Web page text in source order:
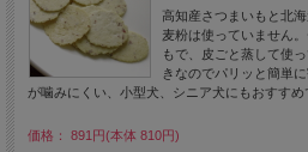
高知産さつまいもと北
麦粉は使っていません
もで、皮ごと蒸して使
きなのでパリッと簡単
が噛みにくい、小型犬、シニア犬にもおすすめ
価格： 891円(本体 810円)